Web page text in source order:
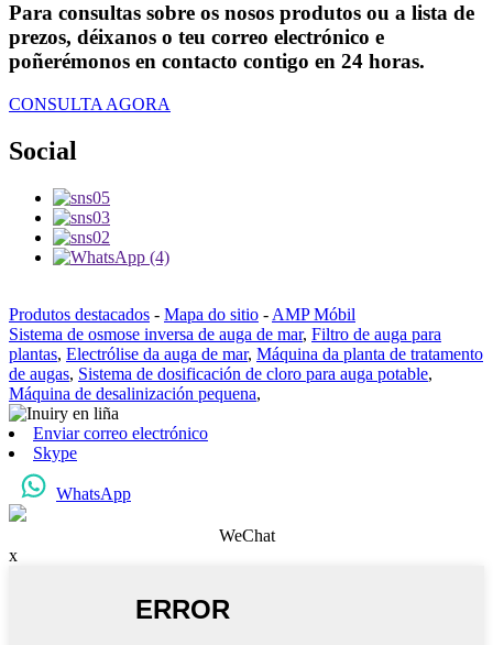
Para consultas sobre os nosos produtos ou a lista de
prezos, déixanos o teu correo electrónico e
poñerémonos en contacto contigo en 24 horas.
CONSULTA AGORA
Social
Produtos destacados - Mapa do sitio - AMP Móbil
Sistema de osmose inversa de auga de mar, Filtro de auga para
plantas, Electrólise da auga de mar, Máquina da planta de tratamento
de augas, Sistema de dosificación de cloro para auga potable,
Máquina de desalinización pequena,
Enviar correo electrónico
Skype
WhatsApp
WeChat
x